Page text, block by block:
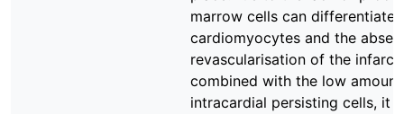
marrow cells can differentiate
cardiomyocytes and the
revascularisation of the
combined with the low
intracardial persisting cells, it